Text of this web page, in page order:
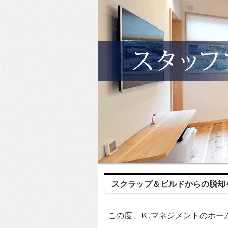
スクラップ＆ビルドからの脱
この度、Ｋ.マネジメントのホ